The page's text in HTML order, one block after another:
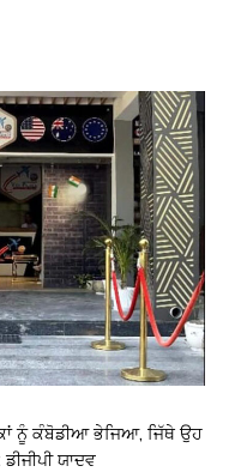
ਨੂੰ ਕੰਬੋਡੀਆ ਭੇਜਿਆ, ਜਿੱਥੇ ਉਹ
ਯਾਦਵ